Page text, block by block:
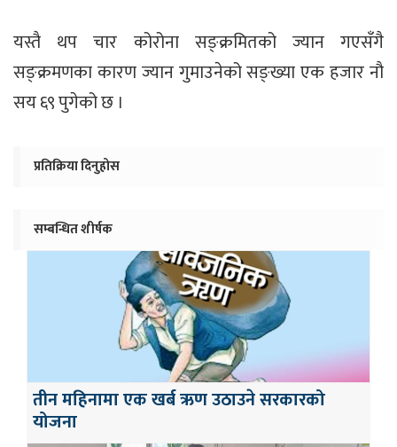
यस्तै थप चार कोरोना सङ्क्रमितको ज्यान गएसँगै
सङ्क्रमणका कारण ज्यान गुमाउनेको सङ्ख्या एक हजार नौ
सय ६९ पुगेको छ ।
प्रतिक्रिया दिनुहोस
सम्बन्धित शीर्षक
तीन महिनामा एक खर्ब ऋण उठाउने सरकारको
योजना